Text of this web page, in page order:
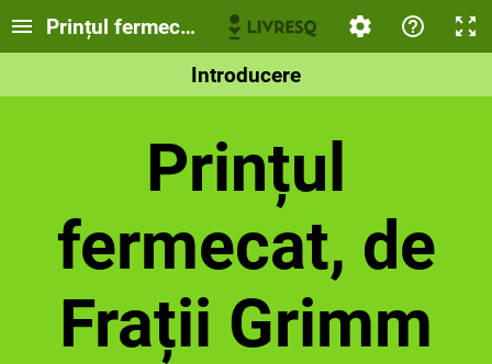
Prințul fermecat, de Frații Grimm
Introducere
Prințul
fermecat, de
Frații Grimm